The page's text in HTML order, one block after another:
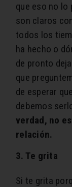
que eso no lo
son claros
todos los
ha hecho o
de pronto
que
de esperar
debemos
verdad, no
relación.
3. Te grita
Si te grita